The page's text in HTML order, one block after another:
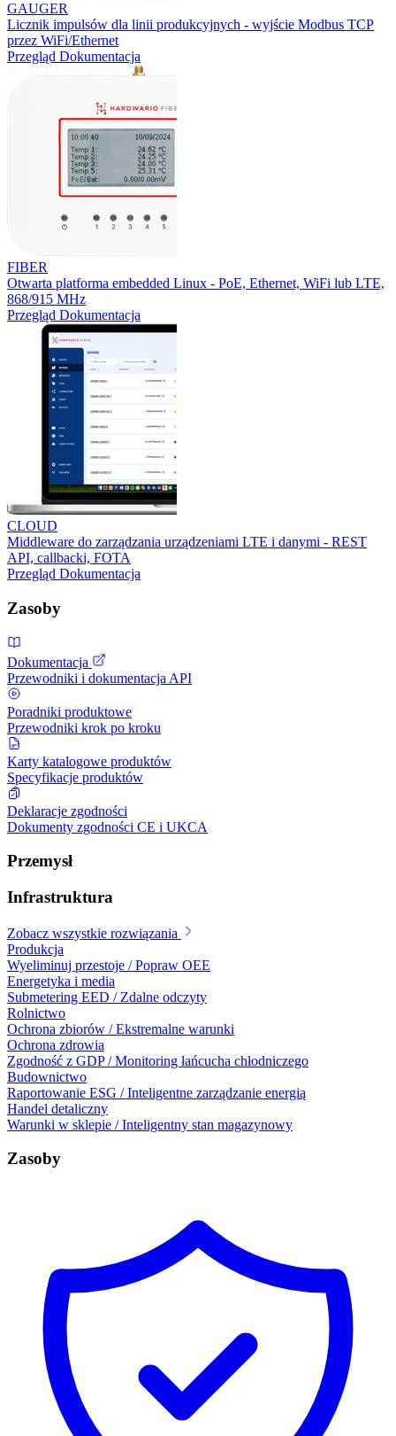
GAUGER
Licznik impulsów dla linii produkcyjnych - wyjście Modbus TCP
przez WiFi/Ethernet
Przegląd Dokumentacja
FIBER
Otwarta platforma embedded Linux - PoE, Ethernet, WiFi lub LTE,
868/915 MHz
Przegląd Dokumentacja
CLOUD
Middleware do zarządzania urządzeniami LTE i danymi - REST
API, callbacki, FOTA
Przegląd Dokumentacja
Zasoby
Dokumentacja
Przewodniki i dokumentacja API
Poradniki produktowe
Przewodniki krok po kroku
Karty katalogowe produktów
Specyfikacje produktów
Deklaracje zgodności
Dokumenty zgodności CE i UKCA
Przemysł
Infrastruktura
Zobacz wszystkie rozwiązania
Produkcja
Wyeliminuj przestoje / Popraw OEE
Energetyka i media
Submetering EED / Zdalne odczyty
Rolnictwo
Ochrona zbiorów / Ekstremalne warunki
Ochrona zdrowia
Zgodność z GDP / Monitoring łańcucha chłodniczego
Budownictwo
Raportowanie ESG / Inteligentne zarządzanie energią
Handel detaliczny
Warunki w sklepie / Inteligentny stan magazynowy
Zasoby